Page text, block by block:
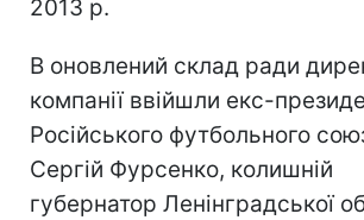
2013 р.
В оновлений склад ради
компанії ввійшли екс-
Російського футбольного
Сергій Фурсенко, колишній
губернатор Ленінградської